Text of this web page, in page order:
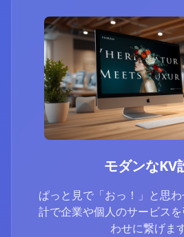
モダンなKV
ぱっと見で「おっ！」と思
計で企業や個人のサービス
わせに繋げます